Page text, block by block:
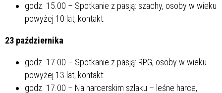
godz. 15.00 – Spotkanie z pasją: szachy, osoby w wieku
powyżej 10 lat, kontakt:
23 października
godz. 17.00 – Spotkanie z pasją: RPG, osoby w wieku
powyżej 13 lat, kontakt:
godz. 17.00 – Na harcerskim szlaku – leśne harce,